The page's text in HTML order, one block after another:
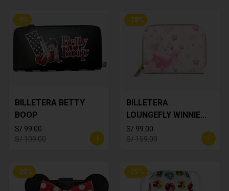
-9%
BILLETERA BETTY
BOOP
S/ 99.00
S/ 109.00
-38%
BILLETERA
LOUNGEFLY WINNIE
THE POOH
S/ 99.00
S/ 159.00
-20% -25%